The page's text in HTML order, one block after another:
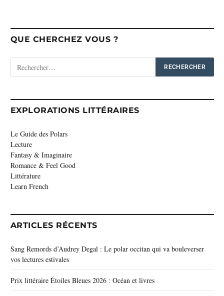
QUE CHERCHEZ VOUS ?
EXPLORATIONS LITTÉRAIRES
Le Guide des Polars
Lecture
Fantasy & Imaginaire
Romance & Feel Good
Littérature
Learn French
ARTICLES RÉCENTS
Sang Remords d’Audrey Degal : Le polar occitan qui va bouleverser
vos lectures estivales
Prix littéraire Étoiles Bleues 2026 : Océan et livres